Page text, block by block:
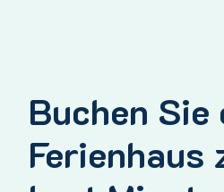
Buchen Sie
Ferienhaus